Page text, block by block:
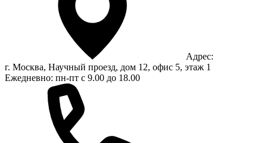
Адрес:
г. Москва, Научный проезд, дом 12, офис 5, этаж 1
Ежедневно: пн-пт с 9.00 до 18.00